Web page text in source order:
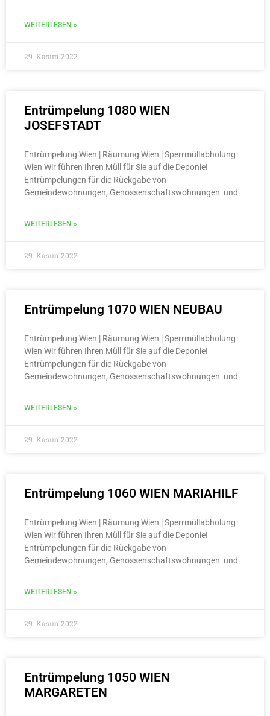
WEITERLESEN »
29. Kasım 2022
Entrümpelung 1080 WIEN
JOSEFSTADT
Entrümpelung Wien | Räumung Wien | Sperrmüllabholung
Wien Wir führen Ihren Müll für Sie auf die Deponie!
Entrümpelungen für die Rückgabe von
Gemeindewohnungen, Genossenschaftswohnungen und
WEITERLESEN »
29. Kasım 2022
Entrümpelung 1070 WIEN NEUBAU
Entrümpelung Wien | Räumung Wien | Sperrmüllabholung
Wien Wir führen Ihren Müll für Sie auf die Deponie!
Entrümpelungen für die Rückgabe von
Gemeindewohnungen, Genossenschaftswohnungen und
WEITERLESEN »
29. Kasım 2022
Entrümpelung 1060 WIEN MARIAHILF
Entrümpelung Wien | Räumung Wien | Sperrmüllabholung
Wien Wir führen Ihren Müll für Sie auf die Deponie!
Entrümpelungen für die Rückgabe von
Gemeindewohnungen, Genossenschaftswohnungen und
WEITERLESEN »
29. Kasım 2022
Entrümpelung 1050 WIEN
MARGARETEN